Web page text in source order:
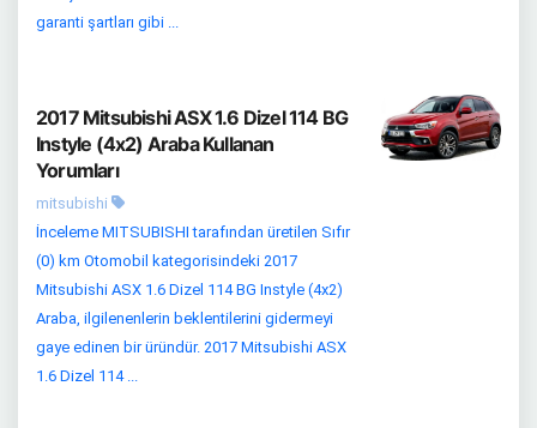
garanti şartları gibi ...
2017 Mitsubishi ASX 1.6 Dizel 114 BG
Instyle (4x2) Araba Kullanan
Yorumları
mitsubishi
İnceleme MITSUBISHI tarafından üretilen Sıfır
(0) km Otomobil kategorisindeki 2017
Mitsubishi ASX 1.6 Dizel 114 BG Instyle (4x2)
Araba, ilgilenenlerin beklentilerini gidermeyi
gaye edinen bir üründür. 2017 Mitsubishi ASX
1.6 Dizel 114 ...